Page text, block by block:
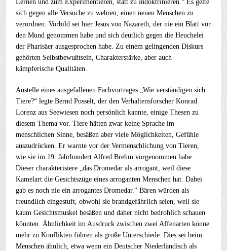
Lernen und zum Experimentieren, statt zu indoktrinieren.“ Es gelte
sich gegen alle Versuche zu wehren, einen neuen Menschen zu
verordnen. Vorbild sei hier Jesus von Nazareth, der nie ein Blatt vor
den Mund genommen habe und sich deutlich gegen die Heuchelei
der Pharisäer ausgesprochen habe. Zu einem gelingenden Diskurs
gehörten Selbstbewußtsein, Charakterstärke, aber auch
kämpferische Qualitäten.
Anstelle eines ausgefallenen Fachvortrages „Wie verständigen sich
Tiere?“ legte Bernd Posselt, der den Verhaltensforscher Konrad
Lorenz aus Seewiesen noch persönlich kannte, einige Thesen zu
diesem Thema vor. Tiere hätten zwar keine Sprache im
menschlichen Sinne, besäßen aber viele Möglichkeiten, Gefühle
auszudrücken. Er warnte vor der Vermenschlichung von Tieren,
wie sie im 19. Jahrhundert Alfred Brehm vorgenommen habe.
Dieser charakterisiere „das Dromedar als arrogant, weil diese
Kamelart die Gesichtszüge eines arroganten Menschen hat. Dabei
gab es noch nie ein arrogantes Dromedar.“ Bären würden als
freundlich eingestuft, obwohl sie brandgefährlich seien, weil sie
kaum Gesichtsmuskel besäßen und daher nicht bedrohlich schauen
könnten. Ähnlichkeit im Ausdruck zwischen zwei Affenarten könne
mehr zu Konflikten führen als große Unterschiede. Dies sei beim
Menschen ähnlich, etwa wenn ein Deutscher Niederländisch als